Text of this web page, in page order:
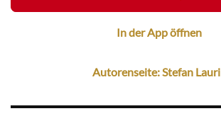
In der App öffnen
Autorenseite: Stefan